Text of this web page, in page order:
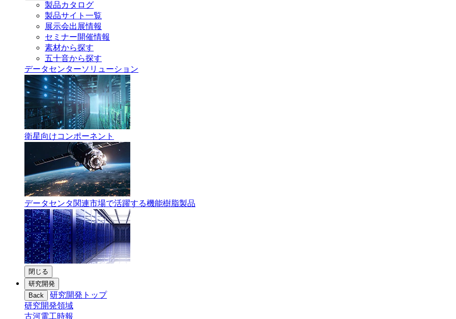
製品カタログ
製品サイト一覧
展示会出展情報
セミナー開催情報
素材から探す
五十音から探す
データセンターソリューション
衛星向けコンポーネント
データセンタ関連市場で活躍する機能樹脂製品
閉じる
研究開発
Back
研究開発トップ
研究開発領域
古河電工時報